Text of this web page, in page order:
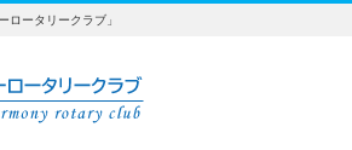
ロータリークラブ」